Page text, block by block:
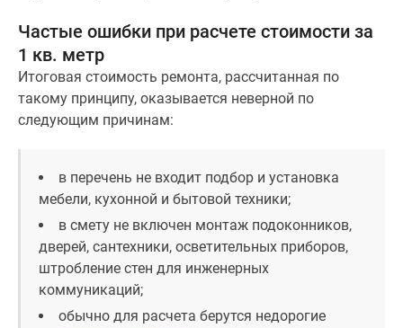
41%
Видео
360°
новостроек
Субсидированная
Москве
Программа
реновации
Частые ошибки при расчете стоимости за
1 кв. метр
Итоговая стоимость ремонта, рассчитанная по
такому принципу, оказывается неверной по
следующим причинам:
в перечень не входит подбор и установка
мебели, кухонной и бытовой техники;
в смету не включен монтаж подоконников,
дверей, сантехники, осветительных приборов,
штробление стен для инженерных
коммуникаций;
обычно для расчета берутся недорогие